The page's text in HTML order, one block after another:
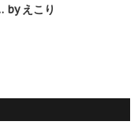
by えこり